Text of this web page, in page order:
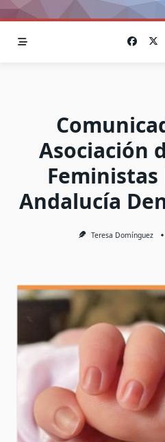
Asociación
Feministas
Andalucía
Teresa Domínguez